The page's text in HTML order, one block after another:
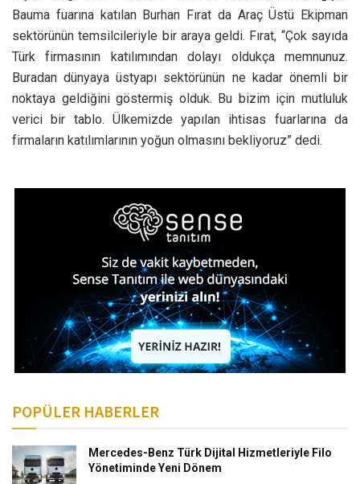
Bauma fuarına katılan Burhan Fırat da Araç Üstü Ekipman
sektörünün temsilcileriyle bir araya geldi. Fırat, “Çok sayıda
Türk firmasının katılımından dolayı oldukça memnunuz.
Buradan dünyaya üstyapı sektörünün ne kadar önemli bir
noktaya geldiğini göstermiş olduk. Bu bizim için mutluluk
verici bir tablo. Ülkemizde yapılan ihtisas fuarlarına da
firmaların katılımlarının yoğun olmasını bekliyoruz” dedi.
POPÜLER HABERLER
Mercedes-Benz Türk Dijital Hizmetleriyle Filo
Yönetiminde Yeni Dönem